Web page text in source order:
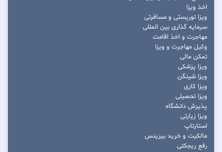
اخذ ویزا
ویزا توریستی و مسافرتی
سرمایه گذاری بین المللی
مهاجرت و اخذ اقامت
وکیل مهاجرت و ویزا
تمکن مالی
ویزا پزشکی
ویزا شینگن
ویزا کاری
ویزا تحصیلی
پذیرش دانشگاه
ویزا زیارتی
استارتاپ
مالکیت و خرید بیزینس
رفع ریجکتی